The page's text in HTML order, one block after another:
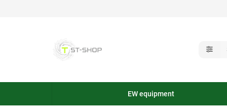
EW equipment